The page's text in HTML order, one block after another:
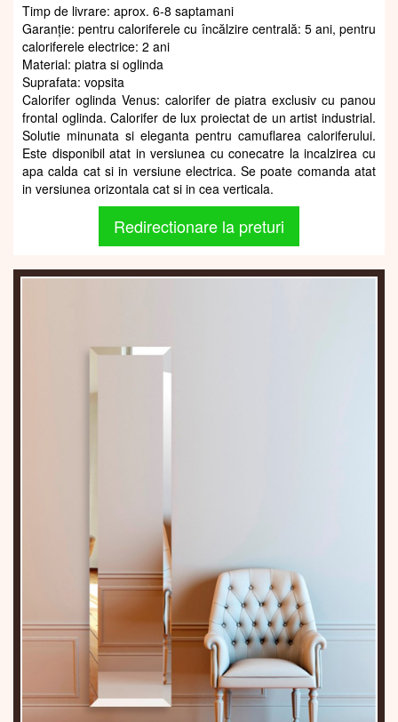
Timp de livrare: aprox. 6-8 saptamani
Garanție: pentru caloriferele cu încălzire centrală: 5 ani, pentru
caloriferele electrice: 2 ani
Material: piatra si oglinda
Suprafata: vopsita
Calorifer oglinda Venus: calorifer de piatra exclusiv cu panou
frontal oglinda. Calorifer de lux proiectat de un artist industrial.
Solutie minunata si eleganta pentru camuflarea caloriferului.
Este disponibil atat in versiunea cu conecatre la incalzirea cu
apa calda cat si in versiune electrica. Se poate comanda atat
in versiunea orizontala cat si in cea verticala.
Redirectionare la preturi